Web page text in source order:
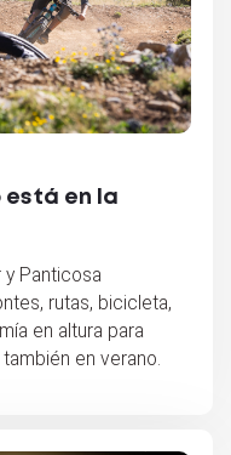
está en la
y Panticosa
rutas, bicicleta,
en altura para
en verano.